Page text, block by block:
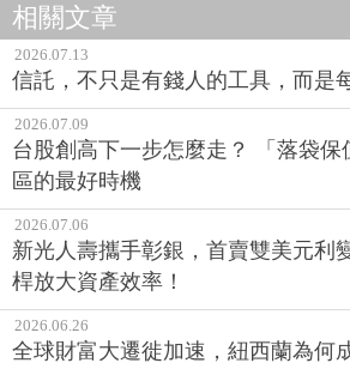
相關文章
2026.07.13
信託，不只是有錢人的工具，而是
2026.07.09
台股創高下一步怎麼走？ 「落袋
區的最好時機
2026.07.06
新光人壽攜手彰銀，首賣雙美元利
桿放大資產效率！
2026.06.26
全球財富大遷徙加速，紐西蘭為何